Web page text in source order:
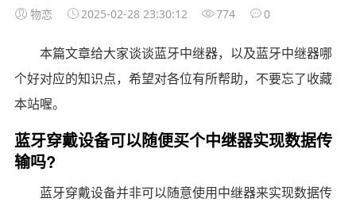
物恋 2025-02-28 23:30:12 774 0
本篇文章给大家谈谈蓝牙中继器，以及蓝牙中继器哪
个好对应的知识点，希望对各位有所帮助，不要忘了收藏
本站喔。
蓝牙穿戴设备可以随便买个中继器实现数据传
输吗?
蓝牙穿戴设备并非可以随意使用中继器来实现数据传